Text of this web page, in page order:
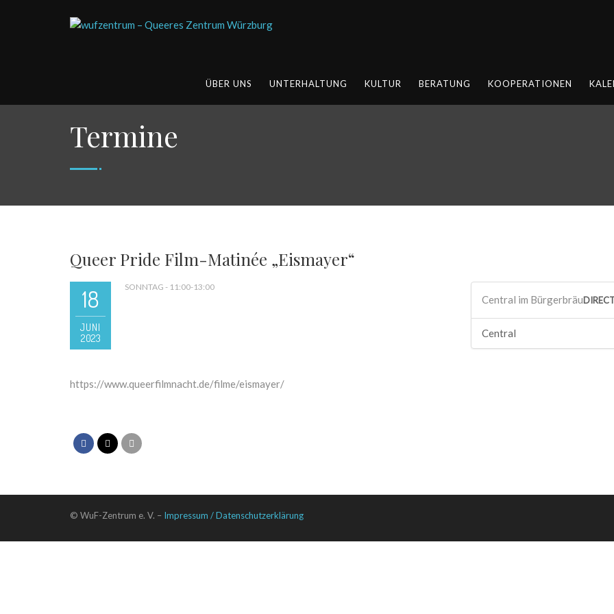
ÜBER UNS UNTERHALTUNG KULTUR BERATUNG KOOPERATIONEN
Termine
Queer Pride Film-Matinée „Eismayer“
18
JUNI
2023
SONNTAG - 11:00-13:00
Central im Bürgerbräu
Central
https://www.queerfilmnacht.de/filme/eismayer/
© WuF-Zentrum e. V. – Impressum / Datenschutzerklärung